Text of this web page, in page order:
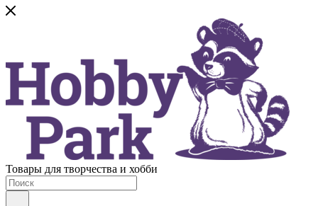
Товары для творчества и хобби